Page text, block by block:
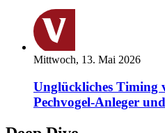
Mittwoch, 13. Mai 2026
Unglückliches Timing
Pechvogel-Anleger